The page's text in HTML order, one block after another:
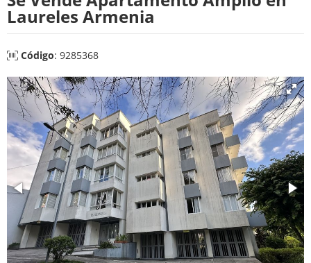
Laureles Armenia
Código: 9285368